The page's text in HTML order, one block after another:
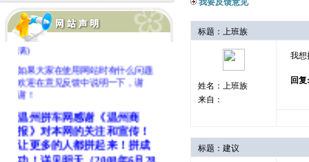
本站拼车QQ群请加21952985，(总
群16146440 满) (分群12209440
满)
如果大家在使用网站时有什么问题
欢迎在意见反馈中说明一下，谢
谢！
温州拼车网感谢《温州商
报》对本网的关注和宣传！
让更多的人都拼起来！拼成
功！详见明天（2008年6月28
我要反馈意见
标题：上班族
姓名：上班族
来自：
我想
回复:
标题：建议